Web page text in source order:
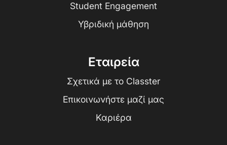
Student Engagement
Υβριδική μάθηση
Εταιρεία
Σχετικά με το Classter
Επικοινωνήστε μαζί μας
Καριέρα